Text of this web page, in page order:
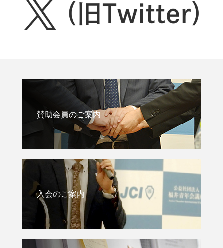
賛助会員のご案内
入会のご案内